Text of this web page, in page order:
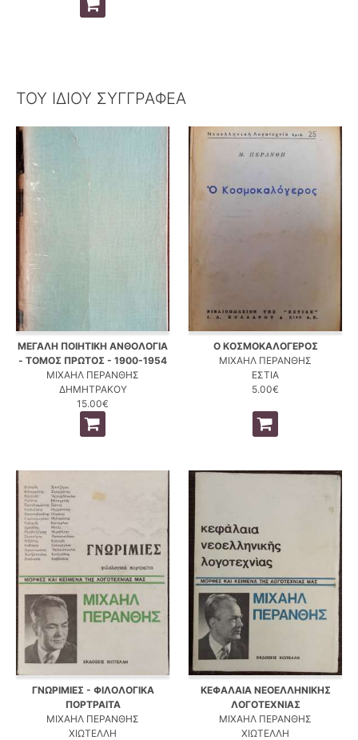
ΤΟΥ ΙΔΙΟΥ ΣΥΓΓΡΑΦΕΑ
ΜΕΓΑΛΗ ΠΟΙΗΤΙΚΗ ΑΝΘΟΛΟΓΙΑ
- ΤΟΜΟΣ ΠΡΩΤΟΣ - 1900-1954
ΜΙΧΑΗΛ ΠΕΡΑΝΘΗΣ
ΔΗΜΗΤΡΑΚΟΥ
15.00€
Ο ΚΟΣΜΟΚΑΛΟΓΕΡΟΣ
ΜΙΧΑΗΛ ΠΕΡΑΝΘΗΣ
ΕΣΤΙΑ
5.00€
ΓΝΩΡΙΜΙΕΣ - ΦΙΛΟΛΟΓΙΚΑ
ΠΟΡΤΡΑΙΤΑ
ΜΙΧΑΗΛ ΠΕΡΑΝΘΗΣ
ΧΙΩΤΕΛΛΗ
ΚΕΦΑΛΑΙΑ ΝΕΟΕΛΛΗΝΙΚΗΣ
ΛΟΓΟΤΕΧΝΙΑΣ
ΜΙΧΑΗΛ ΠΕΡΑΝΘΗΣ
ΧΙΩΤΕΛΛΗ